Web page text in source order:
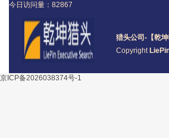
猎头公司 -【乾
Copyright
今日访问量： 82867
京ICP备2026038374号-1